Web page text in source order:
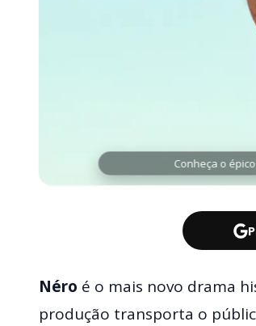
Conheça o
Néro é o mais novo drama
produção transporta o